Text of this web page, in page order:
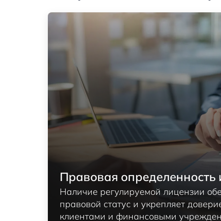
Правовая определенность
Наличие регулируемой лицензии
правовой статус и укрепляет
клиентами и финансовыми